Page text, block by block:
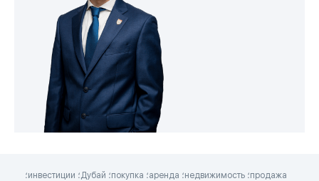
продажа؛ недвижимость؛ аренда؛ покупка؛ Дубай؛ инвестиции؛